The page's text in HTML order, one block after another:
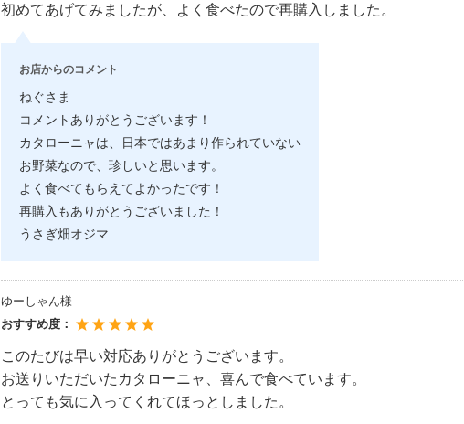
初めてあげてみましたが、よく食べたので再購入しました。
お店からのコメント
ねぐさま
コメントありがとうございます！
カタローニャは、日本ではあまり作られていない
お野菜なので、珍しいと思います。
よく食べてもらえてよかったです！
再購入もありがとうございました！
うさぎ畑オジマ
ゆーしゃん様
おすすめ度：
このたびは早い対応ありがとうございます。
お送りいただいたカタローニャ、喜んで食べています。
とっても気に入ってくれてほっとしました。